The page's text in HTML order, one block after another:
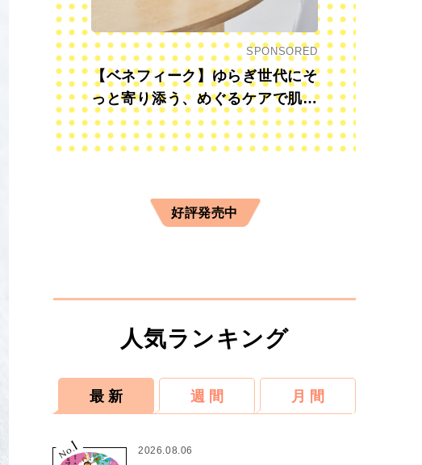
SPONSORED
【ベネフィーク】ゆらぎ世代にそ
っと寄り添う、めぐるケアで肌も
心も前向きに
好評発売中
人気ランキング
最 新 週 間 月 間
No.
1 2026.08.06